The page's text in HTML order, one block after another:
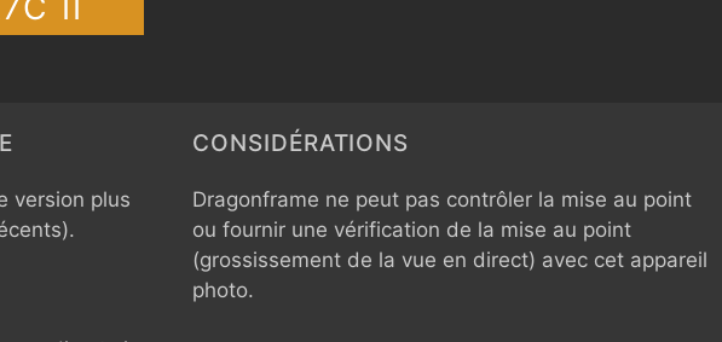
version plus
CONSIDÉRATIONS
Dragonframe ne peut pas contrôler la mise au point
ou fournir une vérification de la mise au point
(grossissement de la vue en direct) avec cet appareil
photo.